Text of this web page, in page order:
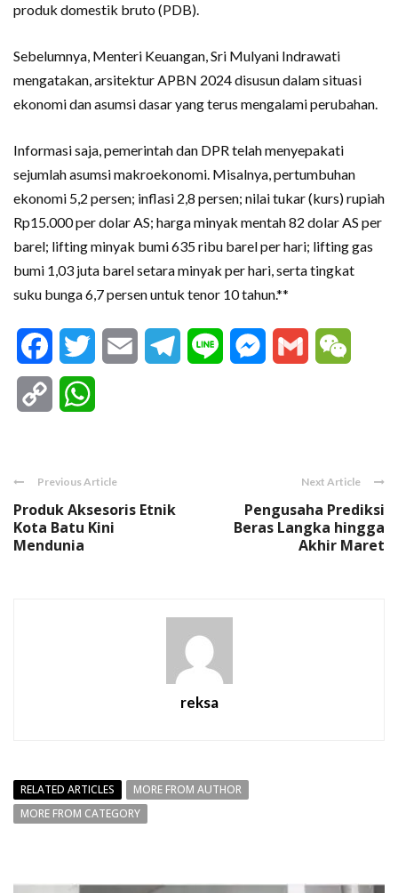
produk domestik bruto (PDB).
Sebelumnya, Menteri Keuangan, Sri Mulyani Indrawati
mengatakan, arsitektur APBN 2024 disusun dalam situasi
ekonomi dan asumsi dasar yang terus mengalami perubahan.
Informasi saja, pemerintah dan DPR telah menyepakati
sejumlah asumsi makroekonomi. Misalnya, pertumbuhan
ekonomi 5,2 persen; inflasi 2,8 persen; nilai tukar (kurs) rupiah
Rp15.000 per dolar AS; harga minyak mentah 82 dolar AS per
barel; lifting minyak bumi 635 ribu barel per hari; lifting gas
bumi 1,03 juta barel setara minyak per hari, serta tingkat
suku bunga 6,7 persen untuk tenor 10 tahun.**
FacebookTwitter Email Telegram
Line Messenger
Gmail
Copy
Previous Article
Produk Aksesoris Etnik
Kota Batu Kini
Mendunia
Next Article
Pengusaha Prediksi
Beras Langka hingga
Akhir Maret
reksa
RELATED ARTICLES
MORE FROM AUTHOR
MORE FROM CATEGORY